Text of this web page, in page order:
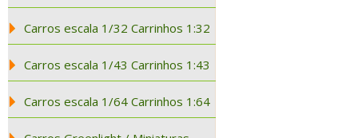
Carros escala 1/32 Carrinhos 1:32
Carros escala 1/43 Carrinhos 1:43
Carros escala 1/64 Carrinhos 1:64